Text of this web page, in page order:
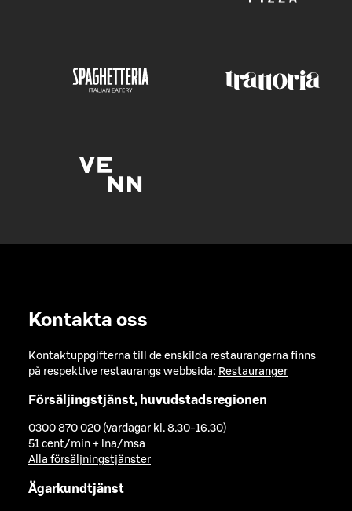
Kontakta oss
Kontaktuppgifterna till de enskilda restaurangerna finns
på respektive restaurangs webbsida: Restauranger
Försäljingstjänst, huvudstadsregionen
0300 870 020 (vardagar kl. 8.30-16.30)
51 cent/min + lna/msa
Alla försäljningstjänster
Ägarkundtjänst